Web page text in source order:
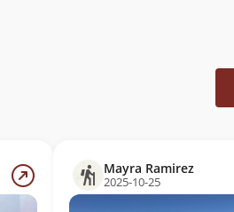
Mayra Ramirez
2025-10-25